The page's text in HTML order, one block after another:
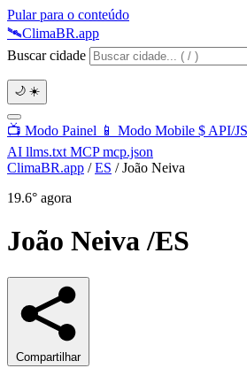
Pular para o conteúdo
🛰️ClimaBR.app
Buscar cidade
🌙 ☀️
📺 Modo Painel 📱 Modo Mobile $ API/
AI llms.txt MCPmcp.json
ClimaBR.app / ES / João Neiva
19.6° agora
João Neiva/ES
Compartilhar